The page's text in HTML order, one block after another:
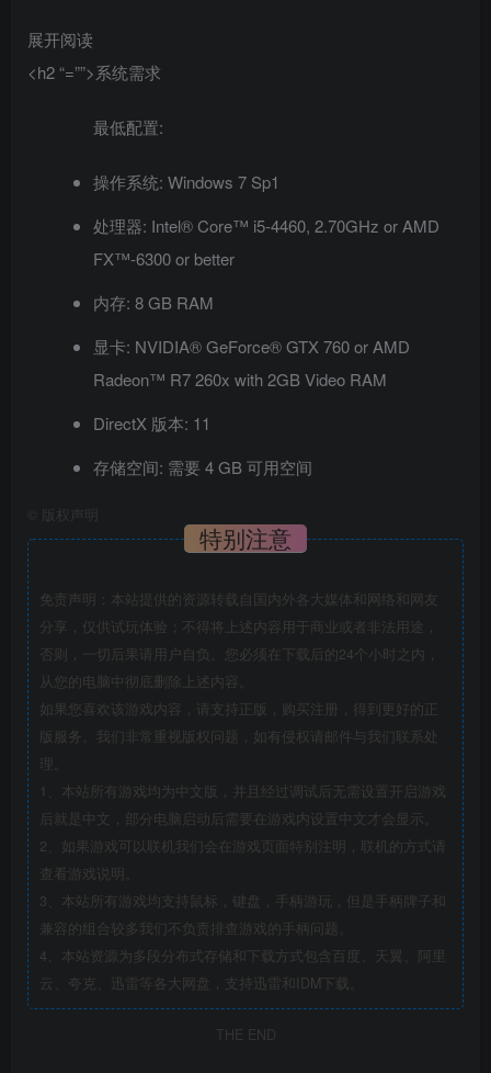
展开阅读
<h2 “=””>系统需求
最低配置:
操作系统: Windows 7 Sp1
处理器: Intel® Core™ i5-4460, 2.70GHz or AMD
FX™-6300 or better
内存: 8 GB RAM
显卡: NVIDIA® GeForce® GTX 760 or AMD
Radeon™ R7 260x with 2GB Video RAM
DirectX 版本: 11
存储空间: 需要 4 GB 可用空间
版权声明
特别注意
免责声明：本站提供的资源转载自国内外各大媒体和网络和网友
分享，仅供试玩体验；不得将上述内容用于商业或者非法用途，
否则，一切后果请用户自负。您必须在下载后的24个小时之内，
从您的电脑中彻底删除上述内容。
如果您喜欢该游戏内容，请支持正版，购买注册，得到更好的正
版服务。我们非常重视版权问题，如有侵权请邮件与我们联系处
理。
1、本站所有游戏均为中文版，并且经过调试后无需设置开启游戏
后就是中文，部分电脑启动后需要在游戏内设置中文才会显示。
2、如果游戏可以联机我们会在游戏页面特别注明，联机的方式请
查看游戏说明。
3、本站所有游戏均支持鼠标，键盘，手柄游玩，但是手柄牌子和
兼容的组合较多我们不负责排查游戏的手柄问题。
4、本站资源为多段分布式存储和下载方式包含百度、天翼、阿里
云、夸克、迅雷等各大网盘，支持迅雷和IDM下载。
THE END